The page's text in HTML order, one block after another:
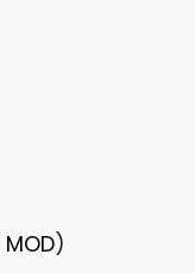
MOD)